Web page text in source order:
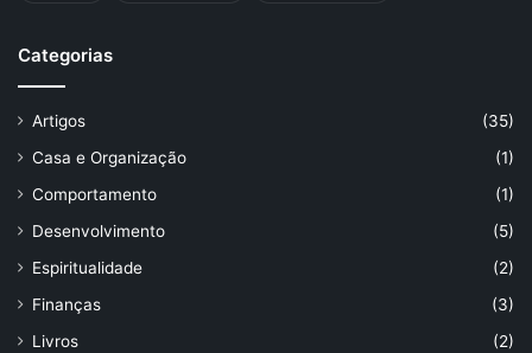
Categorias
Artigos
(35)
Casa e Organização
(1)
Comportamento
(1)
Desenvolvimento
(5)
Espiritualidade
(2)
Finanças
(3)
Livros
(2)